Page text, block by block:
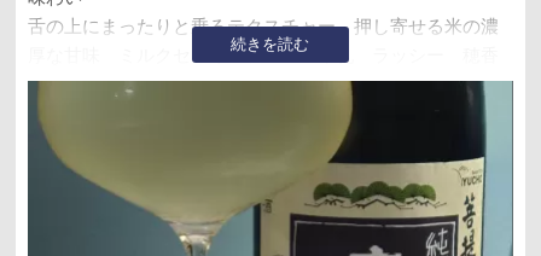
続きを読む
舌の上にまったりと乗るテクスチャー 押し寄せる米の濃
厚な甘味 ミルクセーキ フルーツ牛乳 ラッシー 穂香
フレーバーのフィニッシュ
感想
日本酒度-31！中々味わったことのない程の濃厚な甘旨テイ
スト、ラクティックな酸味がしっかり効いていてグイグイ
飲めてしまう。が、さすがに一合で満足してくる。